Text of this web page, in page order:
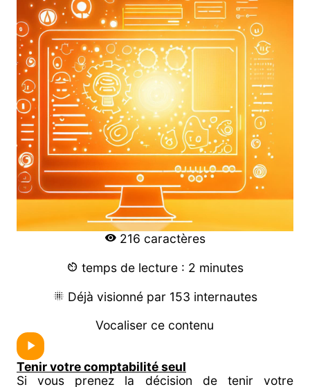
216 caractères
temps de lecture : 2 minutes
Déjà visionné par 153 internautes
Vocaliser ce contenu
Tenir votre comptabilité seul
Si vous prenez la décision de tenir votre